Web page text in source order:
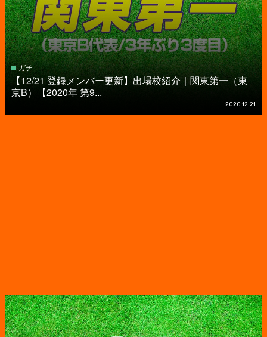
ガチ
【12/21 登録メンバー更新】出場校紹介｜関東第一（東
京B）【2020年 第9...
2020.12.21